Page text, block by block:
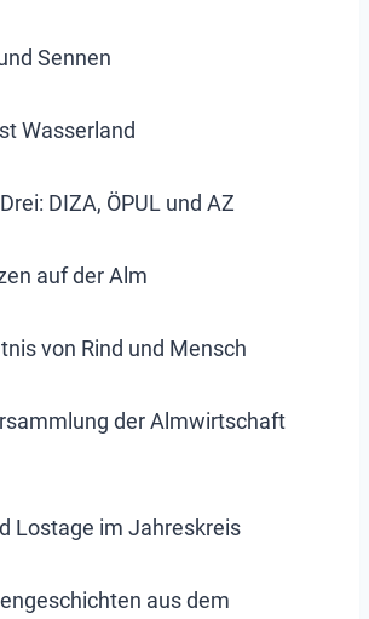
Sennen
Wasserland
DIZA, ÖPUL und AZ
auf der Alm
von Rind und Mensch
der Almwirtschaft
Lostage im Jahreskreis
aus dem